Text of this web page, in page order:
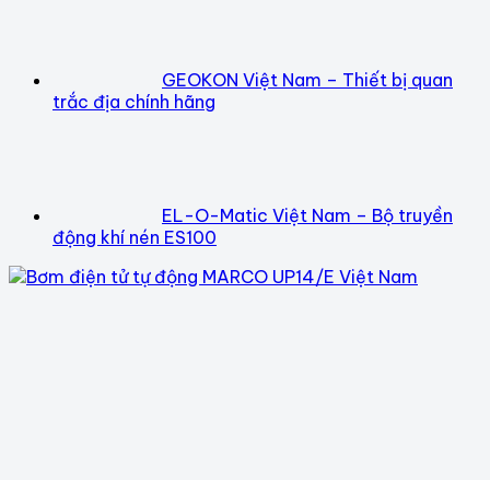
GEOKON Việt Nam – Thiết bị quan
trắc địa chính hãng
EL-O-Matic Việt Nam – Bộ truyền
động khí nén ES100